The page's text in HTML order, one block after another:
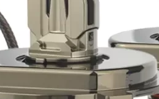
© 2026 In auto TUNING d.o.o